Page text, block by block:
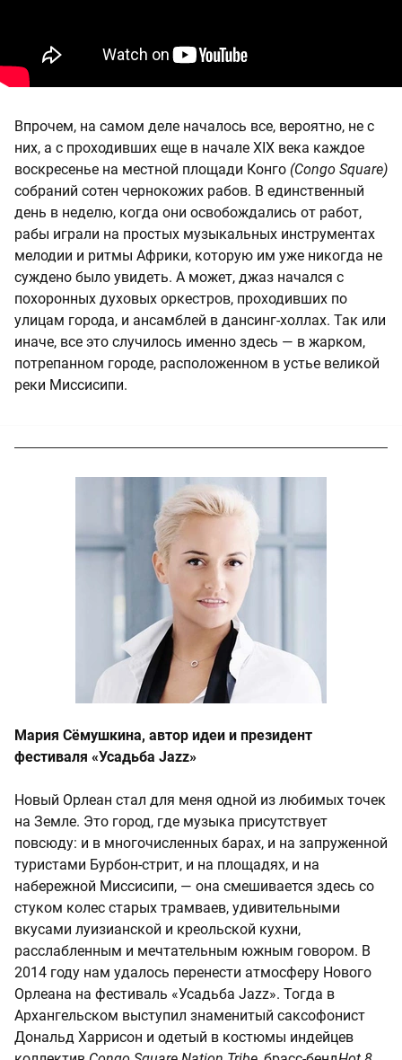
Впрочем, на самом деле началось все, вероятно, не с
них, а с проходивших еще в начале XIX века каждое
воскресенье на местной площади Конго (Congo Square)
собраний сотен чернокожих рабов. В единственный
день в неделю, когда они освобождались от работ,
рабы играли на простых музыкальных инструментах
мелодии и ритмы Африки, которую им уже никогда не
суждено было увидеть. А может, джаз начался с
похоронных духовых оркестров, проходивших по
улицам города, и ансамблей в дансинг-холлах. Так или
иначе, все это случилось именно здесь — в жарком,
потрепанном городе, расположенном в устье великой
реки Миссисипи.
Мария Сёмушкина, автор идеи и президент
фестиваля «Усадьба Jazz»
Новый Орлеан стал для меня одной из любимых точек
на Земле. Это город, где музыка присутствует
повсюду: и в многочисленных барах, и на запруженной
туристами Бурбон-стрит, и на площадях, и на
набережной Миссисипи, — она смешивается здесь со
стуком колес старых трамваев, удивительными
вкусами луизианской и креольской кухни,
расслабленным и мечтательным южным говором. В
2014 году нам удалось перенести атмосферу Нового
Орлеана на фестиваль «Усадьба Jazz». Тогда в
Архангельском выступил знаменитый саксофонист
Дональд Харрисон и одетый в костюмы индейцев